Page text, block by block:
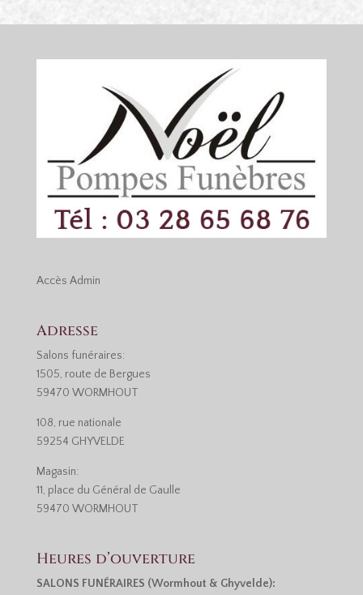
Accès Admin
Adresse
Salons funéraires:
1505, route de Bergues
59470 WORMHOUT
108, rue nationale
59254 GHYVELDE
Magasin:
11, place du Général de Gaulle
59470 WORMHOUT
Heures d’ouverture
SALONS FUNÉRAIRES (Wormhout & Ghyvelde):